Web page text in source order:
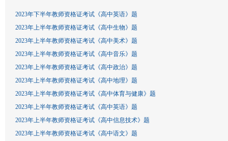
2023年下半年教师资格证考试《高中英语》题
2023年上半年教师资格证考试《高中生物》题
2023年上半年教师资格证考试《高中美术》题
2023年上半年教师资格证考试《高中音乐》题
2023年上半年教师资格证考试《高中政治》题
2023年上半年教师资格证考试《高中地理》题
2023年上半年教师资格证考试《高中体育与健康》题
2023年上半年教师资格证考试《高中英语》题
2023年上半年教师资格证考试《高中信息技术》题
2023年上半年教师资格证考试《高中语文》题